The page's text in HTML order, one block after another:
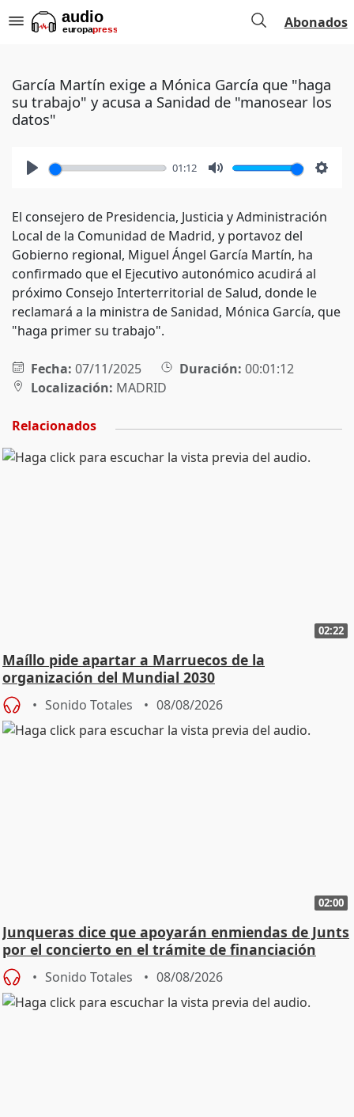
Abonados
García Martín exige a Mónica García que "haga
su trabajo" y acusa a Sanidad de "manosear los
datos"
01:12
El consejero de Presidencia, Justicia y Administración
Local de la Comunidad de Madrid, y portavoz del
Gobierno regional, Miguel Ángel García Martín, ha
confirmado que el Ejecutivo autonómico acudirá al
próximo Consejo Interterritorial de Salud, donde le
reclamará a la ministra de Sanidad, Mónica García, que
"haga primer su trabajo".
Fecha: 07/11/2025 Duración: 00:01:12
Localización: MADRID
Relacionados
02:22
Maíllo pide apartar a Marruecos de la
organización del Mundial 2030
Sonido Totales 08/08/2026
02:00
Junqueras dice que apoyarán enmiendas de Junts
por el concierto en el trámite de financiación
Sonido Totales 08/08/2026